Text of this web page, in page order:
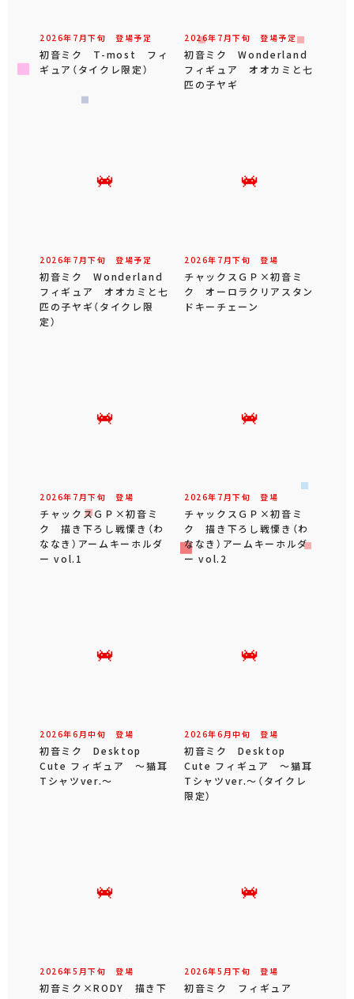
2026年 7 月下旬 登場予定
初音ミク T-most フィ
ギュア（タイクレ限定）
2026年 7 月下旬 登場予定
初音ミク Wonderland
フィギュア オオカミと七
匹の子ヤギ
2026年 7 月下旬 登場予定
初音ミク Wonderland
フィギュア オオカミと七
匹の子ヤギ（タイクレ限
定）
2026年 7 月下旬 登場
チャックスＧＰ×初音ミ
ク オーロラクリアスタン
ドキーチェーン
2026年 7 月下旬 登場
チャックスＧＰ×初音ミ
ク 描き下ろし戦慄き（わ
ななき）アームキーホルダ
ー vol.1
2026年 7 月下旬 登場
チャックスＧＰ×初音ミ
ク 描き下ろし戦慄き（わ
ななき）アームキーホルダ
ー vol.2
2026年6 月中旬 登場
初音ミク Desktop
Cute フィギュア ～猫耳
Tシャツver.～
2026年6 月中旬 登場
初音ミク Desktop
Cute フィギュア ～猫耳
Tシャツver.～（タイクレ
限定）
2026年5 月下旬 登場
初音ミク×RODY 描き下
2026年5 月下旬 登場
初音ミク フィギュア